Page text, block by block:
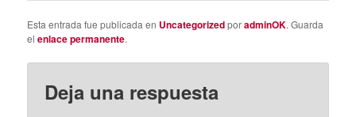
Esta entrada fue publicada en UncategorizedporadminOK. Guarda
elenlace permanente.
Deja una respuesta